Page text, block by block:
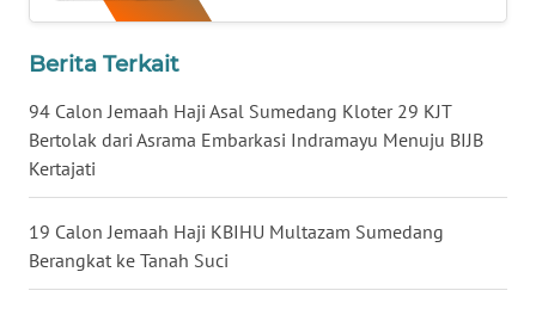
Berita Terkait
94 Calon Jemaah Haji Asal Sumedang Kloter 29 KJT
Bertolak dari Asrama Embarkasi Indramayu Menuju BIJB
Kertajati
19 Calon Jemaah Haji KBIHU Multazam Sumedang
Berangkat ke Tanah Suci
MALUKU
WN
MALUT
DAIRI